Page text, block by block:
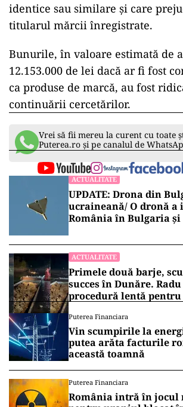
identice sau similare şi care
titularul mărcii înregistrate.
Bunurile, în valoare estimată de
12.153.000 de lei dacă ar fi fost
ca produse de marcă, au fost
continuării cercetărilor.
Vrei să fii mereu la curent cu toate
Puterea.ro și pe canalul de
ACTUALITATE
UPDATE: Drona din
ucraineană/ O dronă
România în Bulgaria şi
ACTUALITATE
Primele două barje,
succes în Dunăre.
procedură lentă pentru
Puterea Financiara
Vin scumpirile la
putea arăta facturile
această toamnă
Puterea Financiara
România intră în